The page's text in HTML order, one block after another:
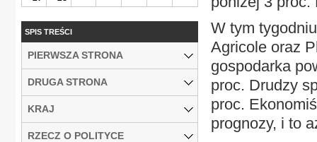
W tym
Agricole oraz
gospodarka
proc. Drudzy
proc.
prognozy, i to
SPIS TREŚCI
PIERWSZA STRONA
DRUGA STRONA
KRAJ
RZECZ O POLITYCE